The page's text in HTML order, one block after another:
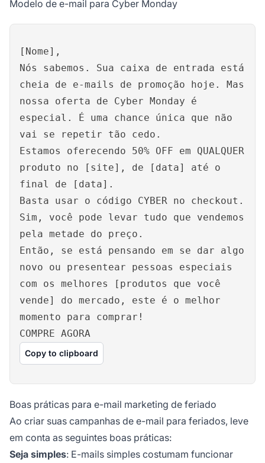
Modelo de e-mail para Cyber Monday
[Nome],
Nós sabemos. Sua caixa de entrada está
cheia de e-mails de promoção hoje. Mas
nossa oferta de Cyber Monday é
especial. É uma chance única que não
vai se repetir tão cedo.
Estamos oferecendo 50% OFF em QUALQUER
produto no [site], de [data] até o
final de [data].
Basta usar o código CYBER no checkout.
Sim, você pode levar tudo que vendemos
pela metade do preço.
Então, se está pensando em se dar algo
novo ou presentear pessoas especiais
com os melhores [produtos que você
vende] do mercado, este é o melhor
momento para comprar!
COMPRE AGORA
Copy to clipboard
Boas práticas para e-mail marketing de feriado
Ao criar suas campanhas de e-mail para feriados, leve
em conta as seguintes boas práticas:
Seja simples: E-mails simples costumam funcionar